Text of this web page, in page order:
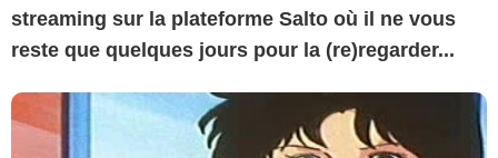
streaming sur la plateforme Salto où il ne vous
reste que quelques jours pour la (re)regarder...